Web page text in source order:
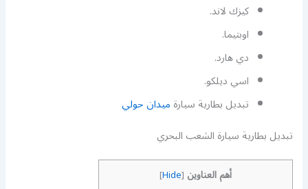
كيزك لاند.
اوبتيما.
دي هارد.
اسي ديلكو.
تبديل بطارية سيارةميدان حولي
تبديل بطارية سيارة الشعب البحري
أهم العناوين [
Hide
]